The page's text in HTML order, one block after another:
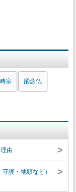
時宗 踊念仏
由 >
護・地頭など）
>